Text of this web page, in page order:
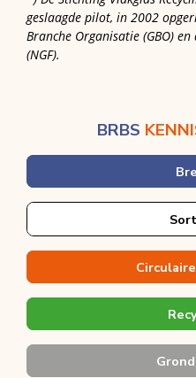
geslaagde pilot, in 2002
Branche Organisatie (GBO)
(NGF).
BRBS